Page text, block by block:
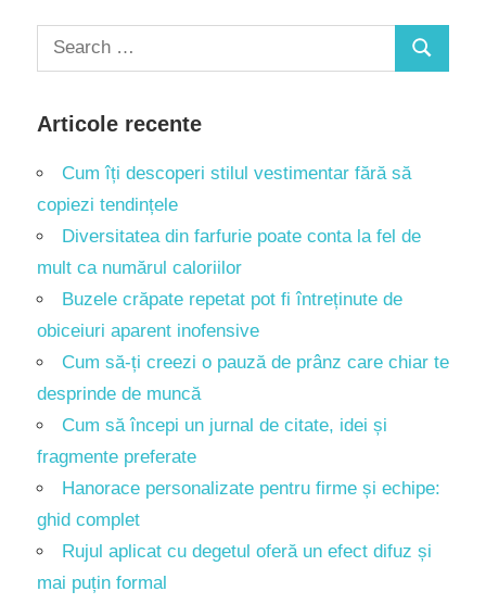
Search
for:
Search
Articole recente
Cum îți descoperi stilul vestimentar fără să
copiezi tendințele
Diversitatea din farfurie poate conta la fel de
mult ca numărul caloriilor
Buzele crăpate repetat pot fi întreținute de
obiceiuri aparent inofensive
Cum să-ți creezi o pauză de prânz care chiar te
desprinde de muncă
Cum să începi un jurnal de citate, idei și
fragmente preferate
Hanorace personalizate pentru firme și echipe:
ghid complet
Rujul aplicat cu degetul oferă un efect difuz și
mai puțin formal